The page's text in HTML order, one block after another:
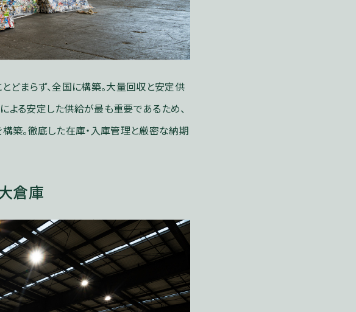
どまらず、全国に構築。大量回収と安定供
よる安定した供給が最も重要であるため、
築。徹底した在庫・入庫管理と厳密な納期
倉庫